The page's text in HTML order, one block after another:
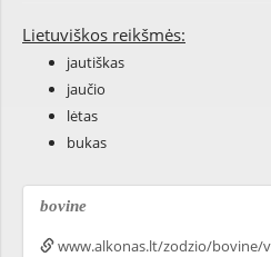
Lietuviškos reikšmės:
jautiškas
jaučio
lėtas
bukas
bovine
www.alkonas.lt/zodzio/bovine/